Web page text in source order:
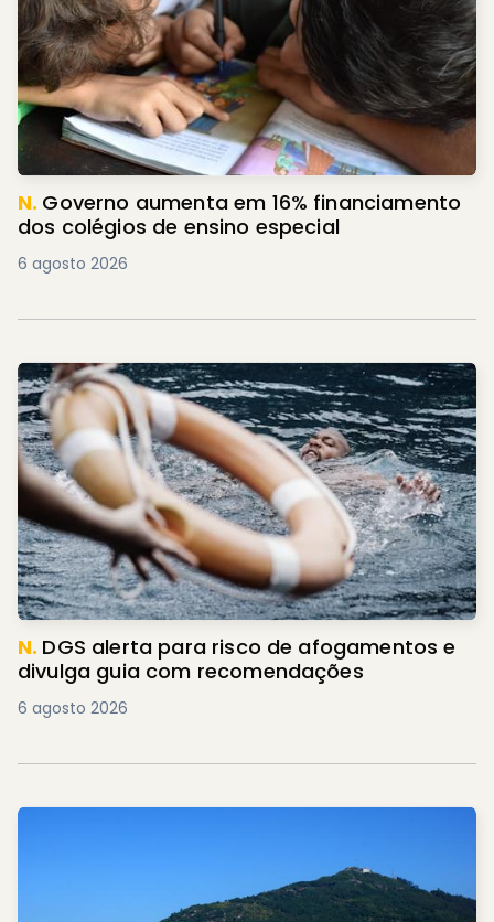
N. Governo aumenta em 16% financiamento
dos colégios de ensino especial
6 agosto 2026
N. DGS alerta para risco de afogamentos e
divulga guia com recomendações
6 agosto 2026